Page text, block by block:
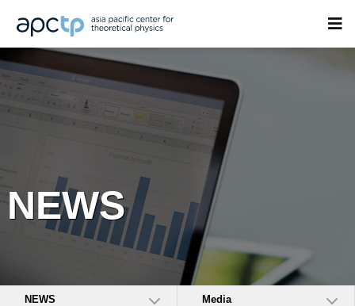
NEWS
NEWS Media